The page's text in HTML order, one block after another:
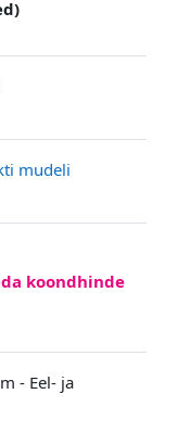
mudeli
koondhinde
- Eel- ja